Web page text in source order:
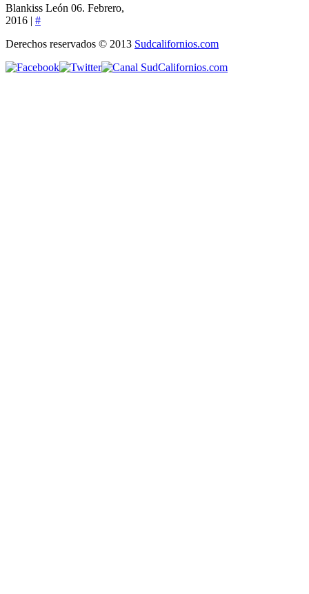
Blankiss León 06. Febrero,
2016 | #
Derechos reservados © 2013 Sudcalifornios.com